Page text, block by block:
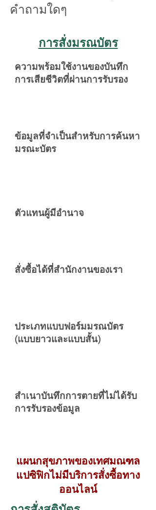
คำถามใดๆ
การสั่งมรณบัตร
ความพร้อมใช้งานของบันทึก
การเสียชีวิตที่ผ่านการรับรอง
ข้อมูลที่จำเป็นสำหรับการค้นหา
มรณะบัตร
ตัวแทนผู้มีอำนาจ
สั่งซื้อได้ที่สำนักงานของเรา
​ประเภทแบบฟอร์มมรณบัตร
(แบบยาวและแบบสั้น)
สำเนาบันทึกการตายที่ไม่ได้รับ
การรับรองข้อมูล
แผนกสุขภาพของเทศมณฑล
แปซิฟิกไม่มีบริการสั่งซื้อทาง
ออนไลน์